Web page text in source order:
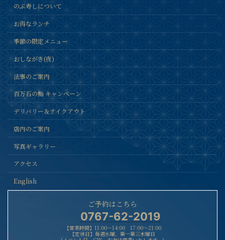
のぶ寿しについて
お得なランチ
季節の限定メニュー
おしながき(夜)
法事のご案内
百万石の鮨 キャンペーン
デリバリー＆テイクアウト
店内のご案内
写真ギャラリー
アクセス
English
ご予約はこちら
0767-62-2019
【営業時間】11:00〜14:00 17:00〜21:00
【定休日】毎週水曜、第一第三木曜日